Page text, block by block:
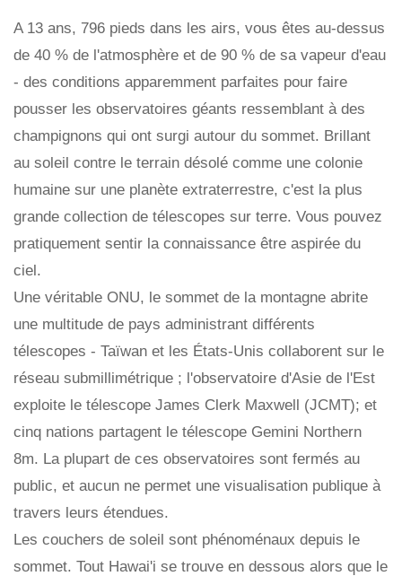
A 13 ans, 796 pieds dans les airs, vous êtes au-dessus
de 40 % de l'atmosphère et de 90 % de sa vapeur d'eau
- des conditions apparemment parfaites pour faire
pousser les observatoires géants ressemblant à des
champignons qui ont surgi autour du sommet. Brillant
au soleil contre le terrain désolé comme une colonie
humaine sur une planète extraterrestre, c'est la plus
grande collection de télescopes sur terre. Vous pouvez
pratiquement sentir la connaissance être aspirée du
ciel.
Une véritable ONU, le sommet de la montagne abrite
une multitude de pays administrant différents
télescopes - Taïwan et les États-Unis collaborent sur le
réseau submillimétrique ; l'observatoire d'Asie de l'Est
exploite le télescope James Clerk Maxwell (JCMT); et
cinq nations partagent le télescope Gemini Northern
8m. La plupart de ces observatoires sont fermés au
public, et aucun ne permet une visualisation publique à
travers leurs étendues.
Les couchers de soleil sont phénoménaux depuis le
sommet. Tout Hawai'i se trouve en dessous alors que le